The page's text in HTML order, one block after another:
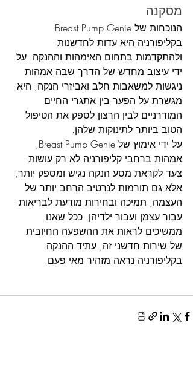
מסקנה
בקליפורניה היא עדות לחדשנות
ולהתקדמות בתחום האימהות וההנקה. על
ידי עיצוב מחדש של הדרך שבה אמהות
ניגשות למשאבות חלב ואביזרי הנקה, היא
מגשרת על הפער בין אתגרי החיים
המודרניים לבין הרצון לספק את הטיפול
הטוב ביותר לתינוקות שלהן.
על ידי אימוץ של Breast Pump Genie,
אמהות ברחבי קליפורניה לא רק עושות
צעד לקראת מסע הנקה נגיש ומספק יותר,
אלא גם תורמות לנרטיב הרחב יותר של
העצמה, תמיכה ובחירות מודעת לבריאות
עבור עצמן ועבור ילדיהן. ככל שאנו
ממשיכים לראות את ההשפעה החיובית
של שירות חדשני זה, עתיד ההנקה
בקליפורניה נראה מזהיר מאי פעם.